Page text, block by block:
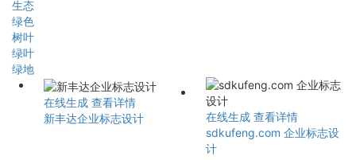
生态
绿色
树叶
绿叶
绿地
在线生成 查看详情
新丰达企业标志设计
在线生成 查看详情
sdkufeng.com 企业标志设
计